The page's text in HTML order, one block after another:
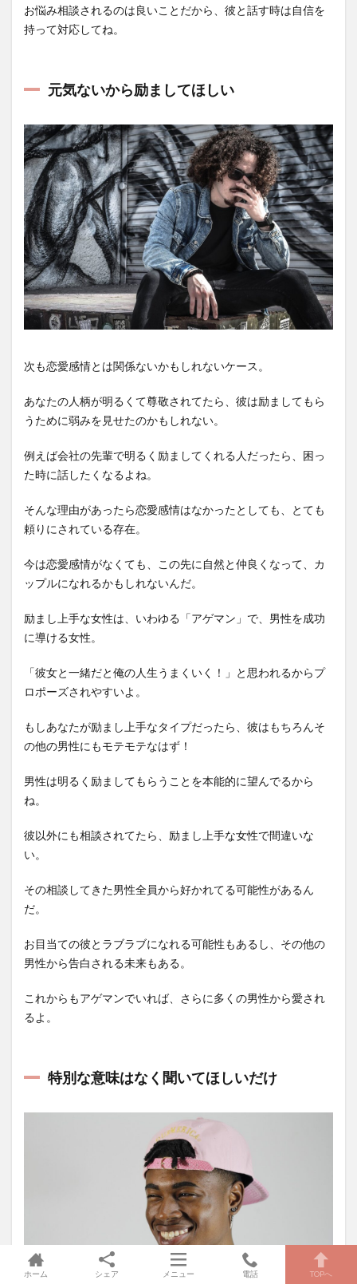
お悩み相談されるのは良いことだから、彼と話す時は自信を
持って対応してね。
元気ないから励ましてほしい
次も恋愛感情とは関係ないかもしれないケース。
あなたの人柄が明るくて尊敬されてたら、彼は励ましてもら
うために弱みを見せたのかもしれない。
例えば会社の先輩で明るく励ましてくれる人だったら、困っ
た時に話したくなるよね。
そんな理由があったら恋愛感情はなかったとしても、とても
頼りにされている存在。
今は恋愛感情がなくても、この先に自然と仲良くなって、カ
ップルになれるかもしれないんだ。
励まし上手な女性は、いわゆる「アゲマン」で、男性を成功
に導ける女性。
「彼女と一緒だと俺の人生うまくいく！」と思われるからプ
ロポーズされやすいよ。
もしあなたが励まし上手なタイプだったら、彼はもちろんそ
の他の男性にもモテモテなはず！
男性は明るく励ましてもらうことを本能的に望んでるから
ね。
彼以外にも相談されてたら、励まし上手な女性で間違いな
い。
その相談してきた男性全員から好かれてる可能性があるん
だ。
お目当ての彼とラブラブになれる可能性もあるし、その他の
男性から告白される未来もある。
これからもアゲマンでいれば、さらに多くの男性から愛され
るよ。
特別な意味はなく聞いてほしいだけ
ホーム シェア メニュー 電話 TOPへ